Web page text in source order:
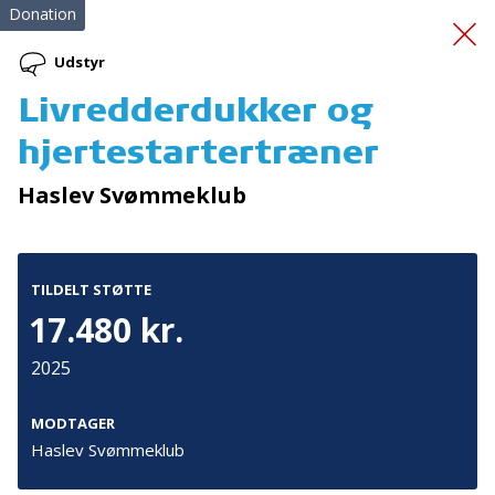
Weekend Danhostel
Kalundborg
Donation
Udstyr
Livredderdukker og
hjertestartertræner
Haslev Svømmeklub
TILDELT STØTTE
17.480 kr.
2025
MODTAGER
Haslev Svømmeklub
Tilmeld nyhedsbrev
De seneste nyheder om TrygFondens og TryghedsGruppens
aktiviteter direkte i din indbakke.